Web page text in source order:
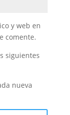
y web en
comente.
siguientes
nueva